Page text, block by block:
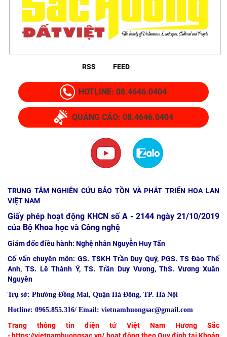
RSS FEED
HOTLINE: 08.4646.0404
QUẢNG CÁO: 08.4646.0404
TRUNG TÂM NGHIÊN CỨU BẢO TỒN VÀ PHÁT TRIỂN HOA LAN
VIỆT NAM
Giấy phép hoạt động KHCN số A - 2144 ngày 21/10/2019
của Bộ Khoa học và Công nghệ
Giám đốc điều hành: Nghệ nhân Nguyễn Huy Tấn
Cố vấn chuyên môn: GS. TSKH Trần Duy Quý, PGS. TS Đào Thế
Anh, TS. Lê Thành Ý, TS. Trần Duy Vương, ThS. Vương Xuân
Nguyên
Trụ sở: Phường Đồng Mai, Quận Hà Đông, TP. Hà Nội
Hotline: 0965.855.316/ Email: vietnamhuongsac@gmail.com
Trang thông tin điện tử Việt Nam Hương Sắc